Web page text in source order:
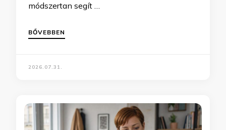
módszertan segít …
BŐVEBBEN
2026.07.31.